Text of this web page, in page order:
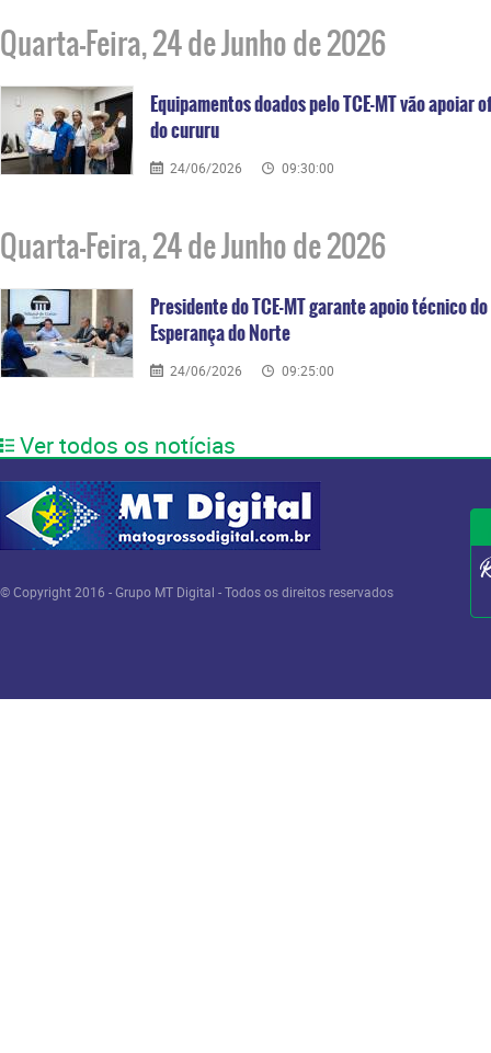
Quarta-Feira, 24 de Junho de 2026
Equipamentos doados pelo TCE-MT vão
do cururu
24/06/2026 09:30:00
Quarta-Feira, 24 de Junho de 2026
Presidente do TCE-MT garante apoio técnico do
Esperança do Norte
24/06/2026 09:25:00
Ver todos os notícias
© Copyright 2016 - Grupo MT Digital - Todos os direitos reservados